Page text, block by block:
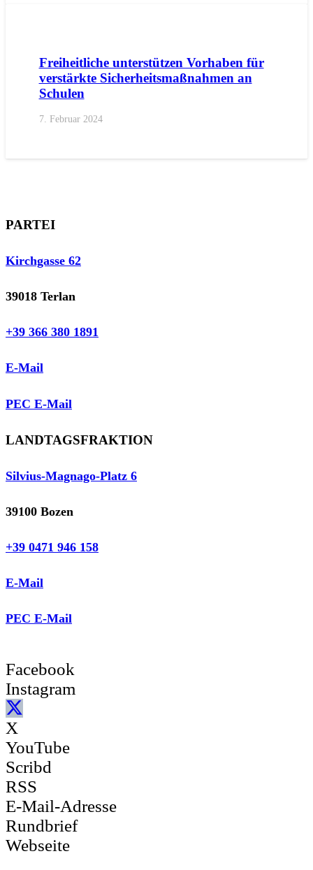
Freiheitliche unterstützen Vorhaben für
verstärkte Sicherheitsmaßnahmen an
Schulen
7. Februar 2024
PARTEI
Kirchgasse 62
39018 Terlan
+39 366 380 1891
E-Mail
PEC E-Mail
LANDTAGSFRAKTION
Silvius-Magnago-Platz 6
39100 Bozen
+39 0471 946 158
E-Mail
PEC E-Mail
Facebook
Instagram
X
YouTube
Scribd
RSS
E-Mail-Adresse
Rundbrief
Webseite